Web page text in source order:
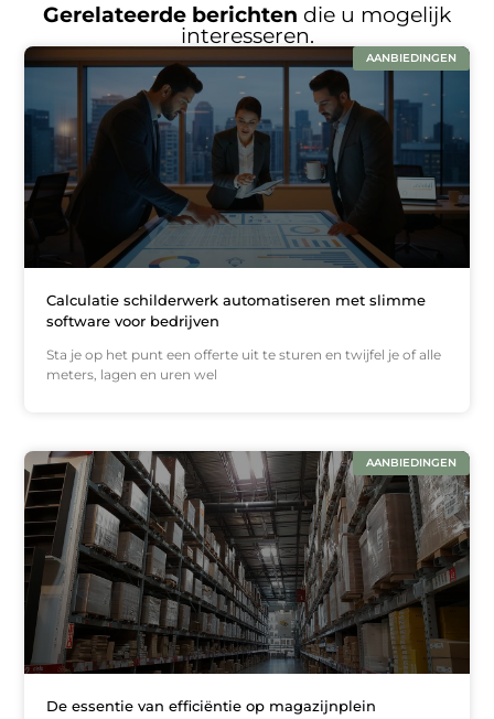
Gerelateerde berichten die u mogelijk
interesseren.
AANBIEDINGEN
Calculatie schilderwerk automatiseren met slimme
software voor bedrijven
Sta je op het punt een offerte uit te sturen en twijfel je of alle
meters, lagen en uren wel
AANBIEDINGEN
De essentie van efficiëntie op magazijnplein